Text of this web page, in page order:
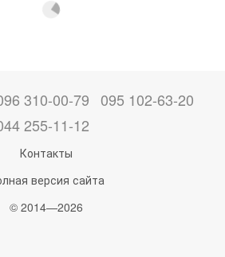
310-00-79 095 102-63-20
255-11-12
Контакты
версия сайта
© 2014—2026